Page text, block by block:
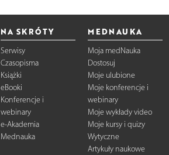
NA SKRÓTY
Serwisy
Czasopisma
Książki
eBooki
Konferencje i
webinary
e-Akademia
Mednauka
MEDNAUKA
Moja medNauka
Dostosuj
Moje ulubione
Moje konferencje i
webinary
Moje wykłady video
Moje kursy i quizy
Wytyczne
Artykuły naukowe